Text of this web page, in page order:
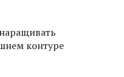
контуре